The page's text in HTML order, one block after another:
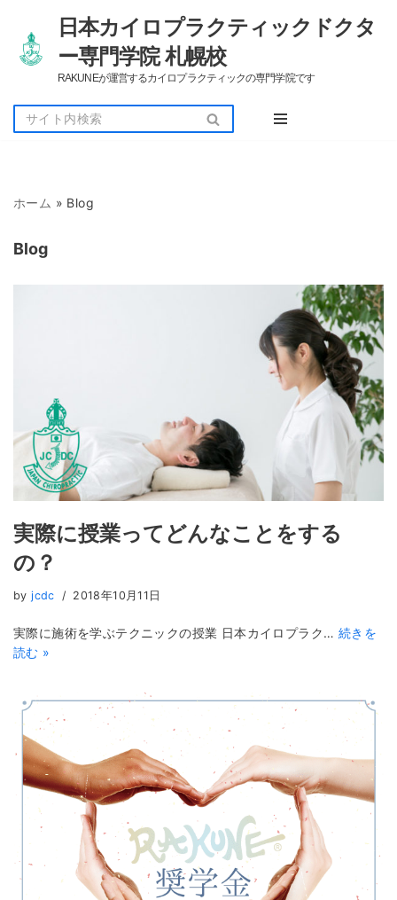
コ
ン
ン
ッ
日本カイロプラクティックドクタ
ー専門学院 札幌校
RAKUNEが運営するカイロプラクティックの専門学院です
ホーム » Blog
Blog
実際に授業ってどんなことをする
の？
byjcdc 2018年10月11日
実際に施術を学ぶテクニックの授業 日本カイロプラク… 続きを
読む »